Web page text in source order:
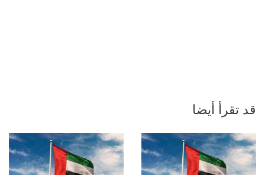
قد تقرأ أيضا